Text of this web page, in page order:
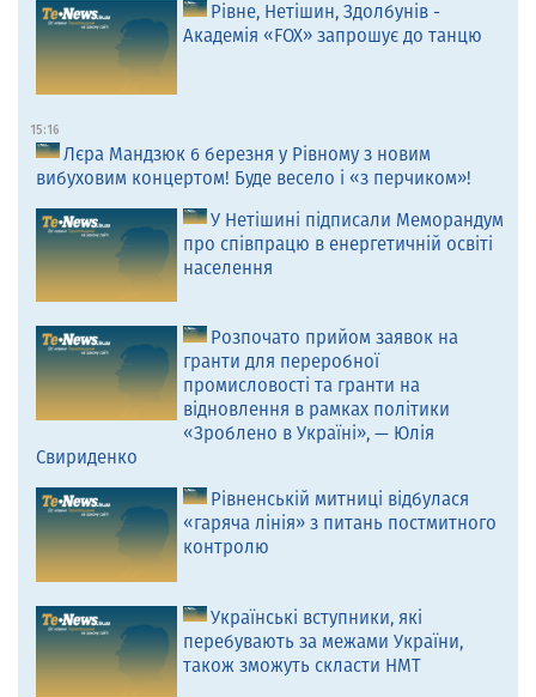
Рівне, Нетішин, Здолбунів -
Академія «FOX» запрошує до танцю
15:16
Лєра Мандзюк 6 березня у Рівному з новим
вибуховим концертом! Буде весело і «з перчиком»!
У Нетішині підписали Меморандум
про співпрацю в енергетичній освіті
населення
Розпочато прийом заявок на
гранти для переробної
промисловості та гранти на
відновлення в рамках політики
«Зроблено в Україні», — Юлія
Свириденко
Рівненській митниці відбулася
«гаряча лінія» з питань постмитного
контролю
Українські вступники, які
перебувають за межами України,
також зможуть скласти НМТ